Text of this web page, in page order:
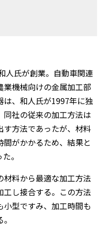
人氏が創業。自動車関連
業機械向けの金属加工部
、和人氏が1997年に独
同社の従来の加工方法は
方法であったが、材料
がかかるため、結果と
。
料から最適な加工方法
し接合する。この方法
型ですみ、加工時間も